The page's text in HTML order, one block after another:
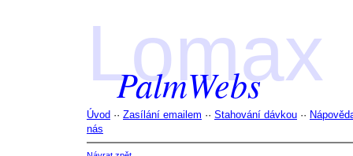
Lomax
PalmWebs
Úvod ·· Zasílání emailem ·· Stahování dávkou ··
nás